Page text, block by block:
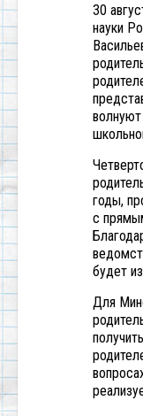
30
науки
годы,
с
будет
Для